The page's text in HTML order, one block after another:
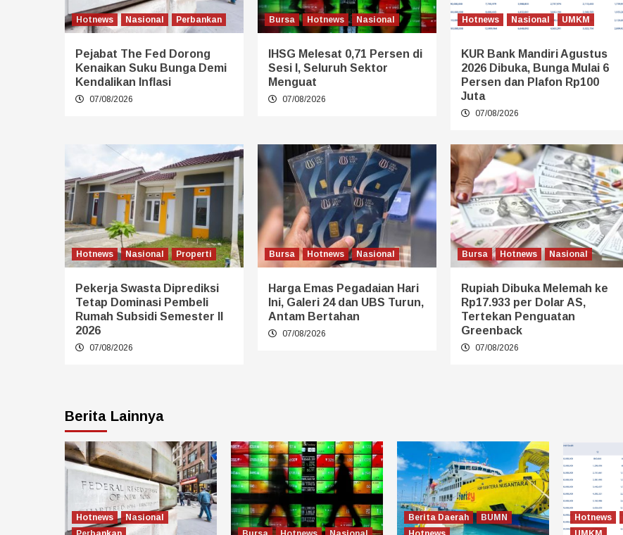
Hotnews Nasional Perbankan
Pejabat The Fed Dorong
Kenaikan Suku Bunga Demi
Kendalikan Inflasi
07/08/2026
Bursa Hotnews Nasional
IHSG Melesat 0,71 Persen di
Sesi I, Seluruh Sektor
Menguat
07/08/2026
Hotnews Nasional UMKM
KUR Bank Mandiri Agustus
2026 Dibuka, Bunga Mulai 6
Persen dan Plafon Rp100
Juta
07/08/2026
Hotnews Nasional Properti
Pekerja Swasta Diprediksi
Tetap Dominasi Pembeli
Rumah Subsidi Semester II
2026
07/08/2026
Bursa Hotnews Nasional
Harga Emas Pegadaian Hari
Ini, Galeri 24 dan UBS Turun,
Antam Bertahan
07/08/2026
Bursa Hotnews Nasional
Rupiah Dibuka Melemah ke
Rp17.933 per Dolar AS,
Tertekan Penguatan
Greenback
07/08/2026
Berita Lainnya
Hotnews
Nasional
Berita Daerah
BUMN
Hotnews